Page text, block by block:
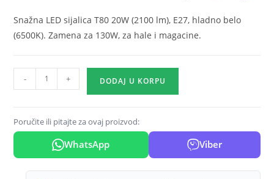
Snažna LED sijalica T80 20W (2100 lm), E27, hladno belo
(6500K). Zamena za 130W, za hale i magacine.
sijalica
20W
E27
6500K
- + DODAJ U KORPU
Poručite ili pitajte za ovaj proizvod:
WhatsApp Viber